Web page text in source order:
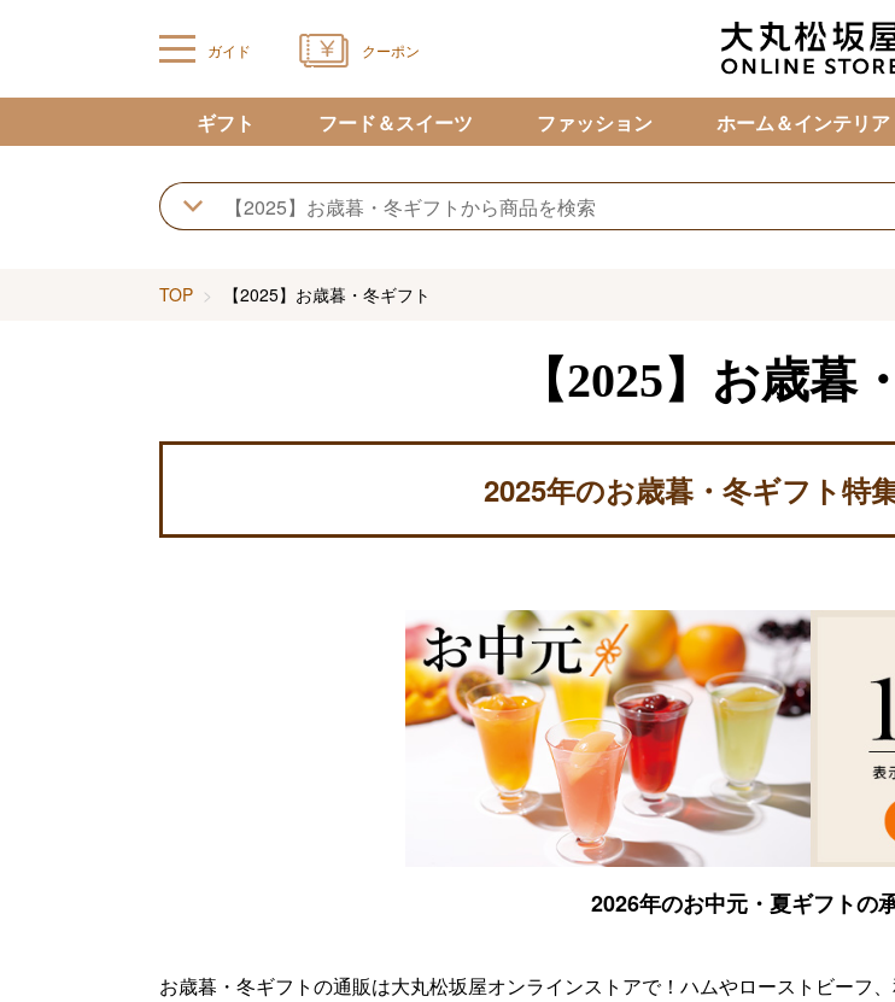
ガイド クーポン
ギフト フード＆スイーツ ファッション ホーム＆インテリア
TOP 【2025】お歳暮・冬ギフト
【2025】お歳暮
2025年のお歳暮・冬ギフト特
2026年のお中元・夏ギフトの
お歳暮・冬ギフトの通販は大丸松坂屋オンラインストアで！ハムやローストビーフ